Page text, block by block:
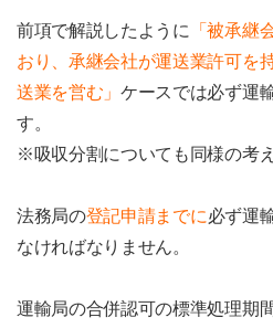
前項で解説したように
「被承継
おり、承継会社が運送業許可を
送業を営む」ケースでは必ず運
す。
※吸収分割についても同様の考
法務局の登記申請までに必ず運
なければなりません。
運輸局の合併認可の標準処理期